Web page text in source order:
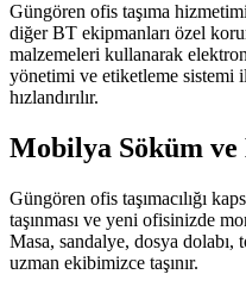
Güngören ofis taşıma
diğer BT ekipmanları özel
malzemeleri kullanarak
yönetimi ve etiketleme sistemi
hızlandırılır.
Mobilya Söküm
Güngören ofis taşımacılığı
taşınması ve yeni ofisinizde
Masa, sandalye, dosya dolabı,
uzman ekibimizce taşınır.